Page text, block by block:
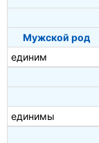
Мужской род
единим
единимы